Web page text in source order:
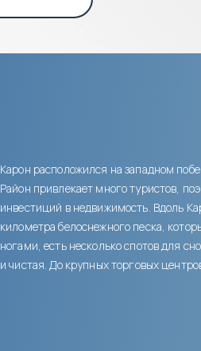
Карон расположился на западном
Район привлекает много туристов,
инвестиций в недвижимость. Вдоль
километра белоснежного песка,
ногами, есть несколько спотов для
и чистая. До крупных торговых